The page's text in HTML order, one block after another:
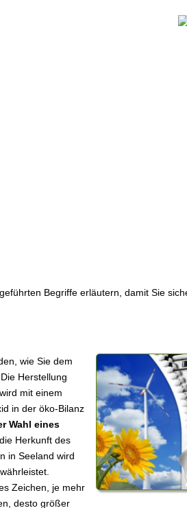
Begriffe erläutern, damit Sie
wie Sie dem
Herstellung
mit einem
in der öko-Bilanz
Wahl eines
Herkunft des
in Seeland wird
Zeichen, je mehr
desto größer